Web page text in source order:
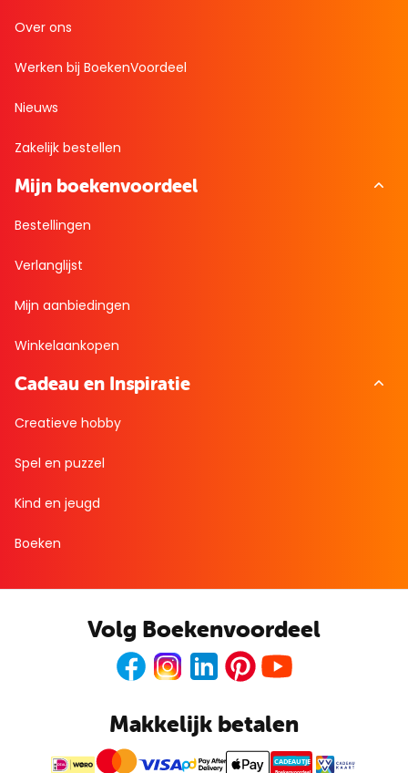
Over ons
Werken bij BoekenVoordeel
Nieuws
Zakelijk bestellen
Mijn boekenvoordeel
Bestellingen
Verlanglijst
Mijn aanbiedingen
Winkelaankopen
Cadeau en Inspiratie
Creatieve hobby
Spel en puzzel
Kind en jeugd
Boeken
Volg Boekenvoordeel
FacebookInstagramLinkedInPinterest
Makkelijk betalen
CADEAUTJE